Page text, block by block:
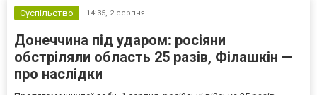
Суспільство 14:35, 2 серпня
Донеччина під ударом: росіяни
обстріляли область 25 разів, Філашкін —
про наслідки